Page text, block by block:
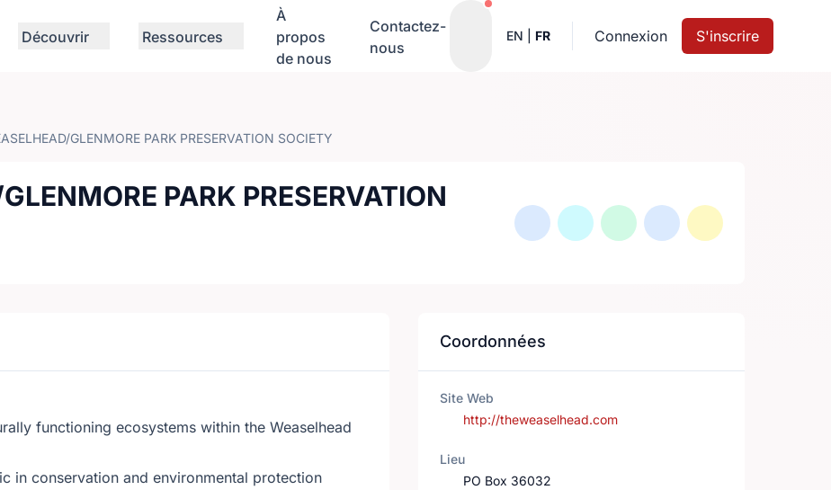
Découvrir Ressources
À
propos
de nous
Contactez-
nous
Notifications actives
EN FR Connexion S'inscrire
GLENMORE PARK PRESERVATION SOCIETY
PARK PRESERVATION
functioning ecosystems within the Weaselhead
in conservation and environmental protection
Coordonnées
Site Web
http://theweaselhead.com
Lieu
PO Box 36032